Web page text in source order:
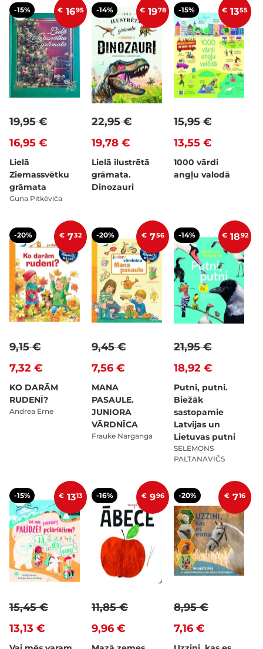
-15% € 1695
16,95 €
19,95 €
Lielā
Ziemassvētku
grāmata
Guna Pitkēviča
-14% € 1978
19,78 €
22,95 €
Lielā ilustrētā
grāmata.
Dinozauri
-15% € 1355
13,55 €
15,95 €
1000 vārdi
angļu valodā
-20% € 732
7,32 €
9,15 €
KO DARĀM
RUDENĪ?
Andrea Erne
-20% € 756
7,56 €
9,45 €
MANA
PASAULE.
JUNIORA
VĀRDNĪCA
Frauke Narganga
-14% € 1892
18,92 €
21,95 €
Putni, putni.
Biežāk
sastopamie
Latvijas un
Lietuvas putni
SELEMONS
PALTANAVIČS
-15% € 1313
13,13 €
15,45 €
-16% € 996
9,96 €
11,85 €
-20% € 716
7,16 €
8,95 €